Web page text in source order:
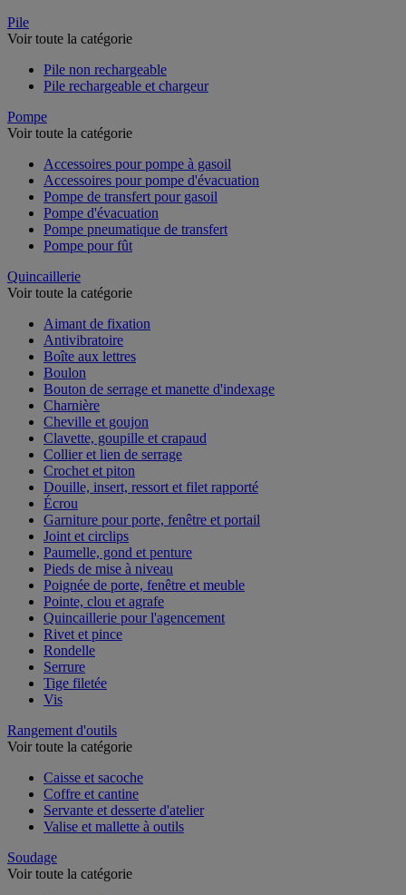
Pile
Voir toute la catégorie
Pile non rechargeable
Pile rechargeable et chargeur
Pompe
Voir toute la catégorie
Accessoires pour pompe à gasoil
Accessoires pour pompe d'évacuation
Pompe de transfert pour gasoil
Pompe d'évacuation
Pompe pneumatique de transfert
Pompe pour fût
Quincaillerie
Voir toute la catégorie
Aimant de fixation
Antivibratoire
Boîte aux lettres
Boulon
Bouton de serrage et manette d'indexage
Charnière
Cheville et goujon
Clavette, goupille et crapaud
Collier et lien de serrage
Crochet et piton
Douille, insert, ressort et filet rapporté
Écrou
Garniture pour porte, fenêtre et portail
Joint et circlips
Paumelle, gond et penture
Pieds de mise à niveau
Poignée de porte, fenêtre et meuble
Pointe, clou et agrafe
Quincaillerie pour l'agencement
Rivet et pince
Rondelle
Serrure
Tige filetée
Vis
Rangement d'outils
Voir toute la catégorie
Caisse et sacoche
Coffre et cantine
Servante et desserte d'atelier
Valise et mallette à outils
Soudage
Voir toute la catégorie